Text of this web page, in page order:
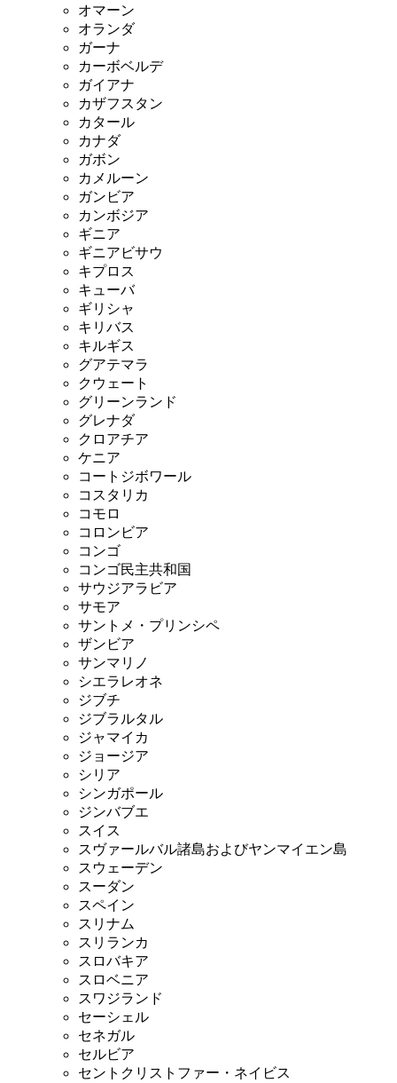
オマーン
オランダ
ガーナ
カーボベルデ
ガイアナ
カザフスタン
カタール
カナダ
ガボン
カメルーン
ガンビア
カンボジア
ギニア
ギニアビサウ
キプロス
キューバ
ギリシャ
キリバス
キルギス
グアテマラ
クウェート
グリーンランド
グレナダ
クロアチア
ケニア
コートジボワール
コスタリカ
コモロ
コロンビア
コンゴ
コンゴ民主共和国
サウジアラビア
サモア
サントメ・プリンシペ
ザンビア
サンマリノ
シエラレオネ
ジブチ
ジブラルタル
ジャマイカ
ジョージア
シリア
シンガポール
ジンバブエ
スイス
スヴァールバル諸島およびヤンマイエン島
スウェーデン
スーダン
スペイン
スリナム
スリランカ
スロバキア
スロベニア
スワジランド
セーシェル
セネガル
セルビア
セントクリストファー・ネイビス